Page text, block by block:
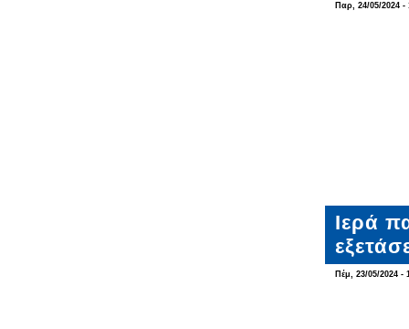
Παρ, 24/05/2024 -
Ιερά
Πέμ, 23/05/2024 -